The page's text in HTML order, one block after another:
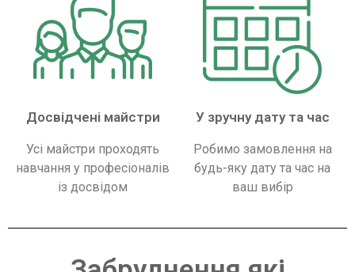
Досвідчені майстри
Усі майстри проходять
навчання у професіоналів
із досвідом
У зручну дату та час
Робимо замовлення на
будь-яку дату та час на
ваш вибір